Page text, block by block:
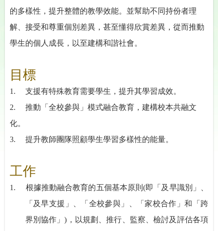
的多樣性，提升整體的教學效能。並幫助不同持份者理
解、接受和尊重個別差異，甚至懂得欣賞差異，從而推動
學生的個人成長，以至建構和諧社會。
目標
1. 支援有特殊教育需要學生，提升其學習成效。
2. 推動「全校參與」模式融合教育，建構校本共融文
化。
3. 提升教師團隊照顧學生學習多樣性的能量。
工作
1. 根據推動融合教育的五個基本原則(即「及早識別」、
「及早支援」、「全校參與」、「家校合作」和「跨
界別協作 」) ，以規劃、推行、監察、檢討及評估各項